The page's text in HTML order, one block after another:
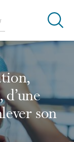
Ouvrir
son